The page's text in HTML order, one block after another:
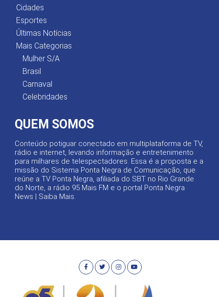
Cidades
Esportes
Últimas Notícias
Mais Categorias
Mulher S/A
Brasil
Carnaval
Celebridades
QUEM SOMOS
Conteúdo potiguar conectado em multiplataforma de TV,
rádio e internet, levando informação e entretenimento
para milhares de telespectadores. Essa é a proposta e a
missão do Sistema Ponta Negra de Comunicação, que
reúne a TV Ponta Negra, afiliada do SBT no Rio Grande
do Norte, a rádio 95 Mais FM e o portal Ponta Negra
News | Saiba Mais.